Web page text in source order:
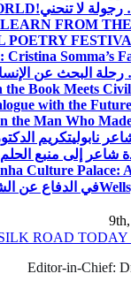
لا تنحني!
FROM
POETRY
Cristina Somma’s
رحلة البحث عن
Book Meets
with the Future
the Man Who
نابوليتكريم
شاعر إلى منبع الحلم
Culture Palace:
في الدفاع عن
Editor-in-Chief: